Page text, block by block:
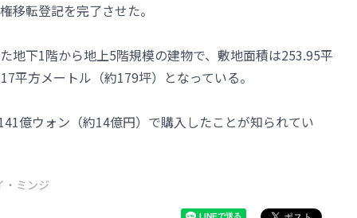
移転登記を完了させた。
地下1階から地上5階規模の建物で、敷地面積は253.95平
平方メートル（約179坪）となっている。
億ウォン（約14億円）で購入したことが知られてい
・ミンジ